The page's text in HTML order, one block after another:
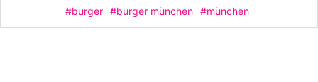
#burger #burger münchen #münchen